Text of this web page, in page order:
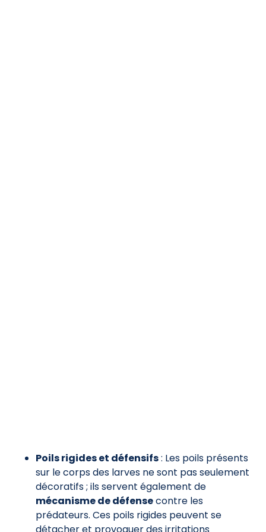
Poils rigides et défensifs: Les poils présents
sur le corps des larves ne sont pas seulement
décoratifs ; ils servent également de
mécanisme de défensecontre les
prédateurs. Ces poils rigides peuvent se